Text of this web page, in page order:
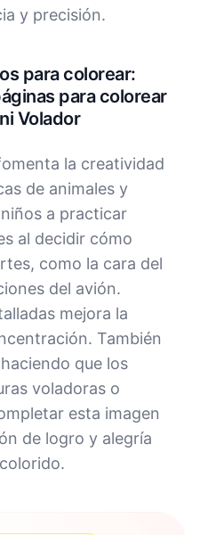
y precisión.
para colorear:
para colorear
Volador
la creatividad
de animales y
a practicar
al decidir cómo
como la cara del
del avión.
mejora la
También
que los
voladoras o
esta imagen
de logro y alegría